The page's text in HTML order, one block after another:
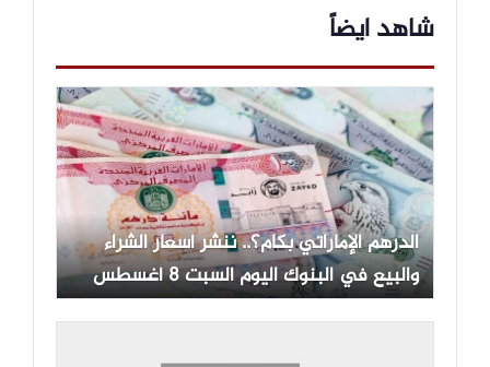
شاهد ايضاً
الدرهم الإماراتي بكام؟.. ننشر أسعار الشراء
والبيع في البنوك اليوم السبت 8 أغسطس
2026